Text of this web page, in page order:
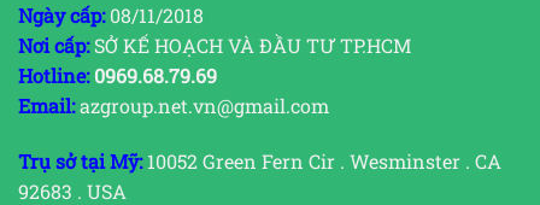
Ngày cấp:08/11/2018
Nơi cấp:SỞ KẾ HOẠCH VÀ ĐẦU TƯ TP.HCM
Hotline: 0969.68.79.69
Email:azgroup.net.vn@gmail.com
Trụ sở tại Mỹ:10052 Green Fern Cir . Wesminster . CA
92683 . USA